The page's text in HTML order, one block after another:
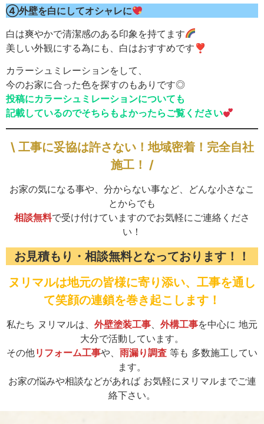
④外壁を白にしてオシャレに
白は爽やかで清潔感のある印象を持てます
美しい外観にする為にも、白はおすすめです❣
カラーシュミレーションをして、
今のお家に合った色を探すのもありです◎
投稿にカラーシュミレーションについても
記載しているのでそちらもよかったらご覧ください
\ 工事に妥協は許さない！地域密着！完全自社
施工！ /
お家の気になる事や、分からない事など、どんな小さなこ
とからでも
相談無料で受け付けていますのでお気軽にご連絡くださ
い！
お見積もり・相談無料となっております！！
ヌリマルは地元の皆様に寄り添い、工事を通し
て笑顔の連鎖を巻き起こします！
私たち ヌリマルは、 外壁塗装工事、 外構工事を中心に 地元
大分で活動しています。
その他リフォーム工事や、 雨漏り調査 等も 多数施工してい
ます。
お家の悩みや相談などがあれば お気軽にヌリマルまでご連
絡下さい。